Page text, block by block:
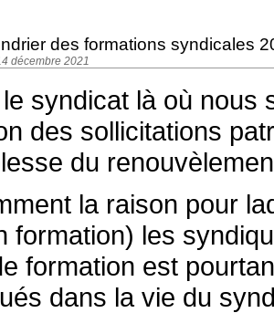
des formations syndicales
décembre 2021
syndicat là où nous
des sollicitations
du
la raison pour
formation) les
formation est
dans la vie du